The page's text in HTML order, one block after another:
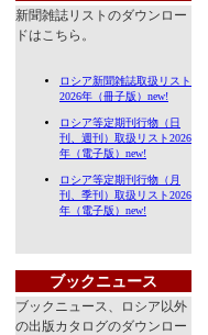
新聞雑誌リストのダウンロー
ドはこちら。
ブックニュース
ブックニュース、ロシア以外
の出版カタログのダウンロー